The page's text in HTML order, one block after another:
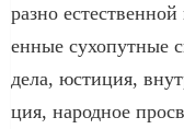
раз­но
енные су­хо­пут­ные
де­ла, юс­ти­ция,
ция, народное